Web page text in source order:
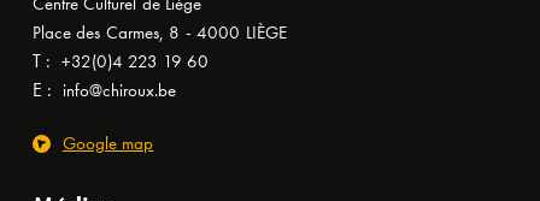
Place des Carmes, 8 - 4000 LIÈGE
T : +32(0)4 223 19 60
E : info@chiroux.be
Google map